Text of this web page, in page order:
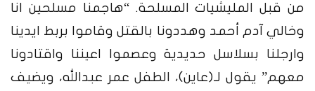
من قبل المليشيات المسلحة.“هاجمنا مسلحين انا
وخالي آدم أحمد وهددونا بالقتل وقاموا بربط ايدينا
وارجلنا بسلاسل حديدية وعصموا اعيننا واقتادونا
معهم” يقول لـ(عاين)، الطفل عمر عبدالله، ويضيف